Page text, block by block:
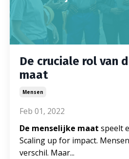
De cruciale rol van
maat
Mensen
Feb 01, 2022
De menselijke maat speelt
Scaling up for impact.
verschil. Maar...